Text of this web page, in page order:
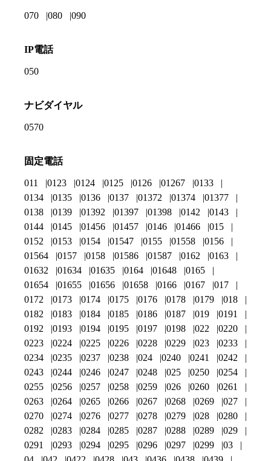
070 080 090
IP電話
050
ナビダイヤル
0570
固定電話
011 0123 0124 0125 0126 01267
0133
0134
0135 0136 0137 01372 01374
01377
0138
0139 01392 01397 01398 0142
0143
0144
0145 01456 01457 0146 01466
015
0152
0153 0154 01547 0155 01558
0156
01564
0157 0158 01586 01587 0162
0163
01632
01634 01635 0164 01648
0165
01654
01655 01656 01658 0166 0167
017
0172
0173 0174 0175 0176 0178 0179
018
0182
0183 0184 0185 0186 0187 019
0191
0192
0193 0194 0195 0197 0198 022
0220
0223
0224 0225 0226 0228 0229 023
0233
0234
0235 0237 0238 024 0240 0241
0242
0243
0244 0246 0247 0248 025 0250
0254
0255
0256 0257 0258 0259 026 0260
0261
0263
0264 0265 0266 0267 0268 0269
027
0270
0274 0276 0277 0278 0279 028
0280
0282
0283 0284 0285 0287 0288 0289
029
0291
0293 0294 0295 0296 0297 0299
03